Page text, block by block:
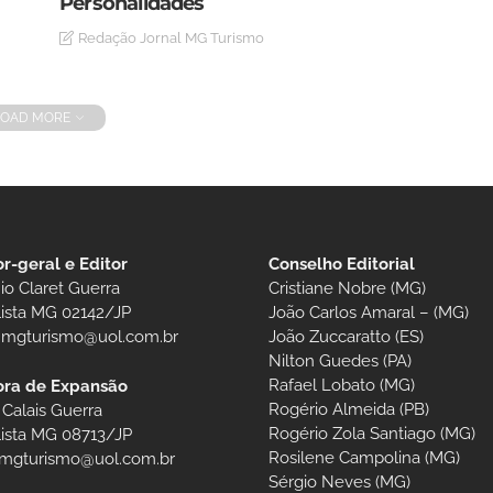
Redação Jornal MG Turismo
MORE
geral e Editor
Claret Guerra
MG 02142/JP
de Expansão
Guerra
MG 08713/JP
Conselho Editorial
Cristiane Nobre (MG)
João Carlos Amaral – (MG)
João Zuccaratto (ES)
Nilton Guedes (PA)
Rafael Lobato (MG)
Rogério Almeida (PB)
Rogério Zola Santiago (MG)
Rosilene Campolina (MG)
Sérgio Neves (MG)